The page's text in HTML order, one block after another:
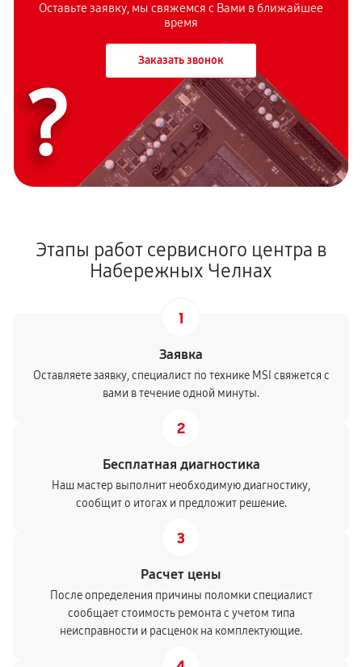
Оставьте заявку, мы свяжемся с Вами в ближайшее
время
Заказать звонок
?
Этапы работ сервисного центра в
Набережных Челнах
1
Заявка
Оставляете заявку, специалист по технике MSI свяжется с
вами в течение одной минуты.
2
Бесплатная диагностика
Наш мастер выполнит необходимую диагностику,
сообщит о итогах и предложит решение.
3
Расчет цены
После определения причины поломки специалист
сообщает стоимость ремонта с учетом типа
неисправности и расценок на комплектующие.